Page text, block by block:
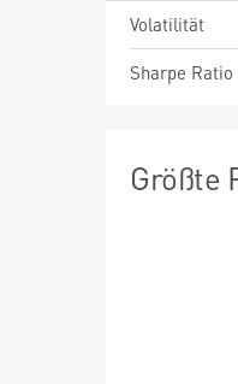
Volatilität
Sharpe Ratio
Größte